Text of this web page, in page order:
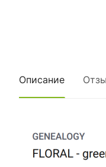
Описание